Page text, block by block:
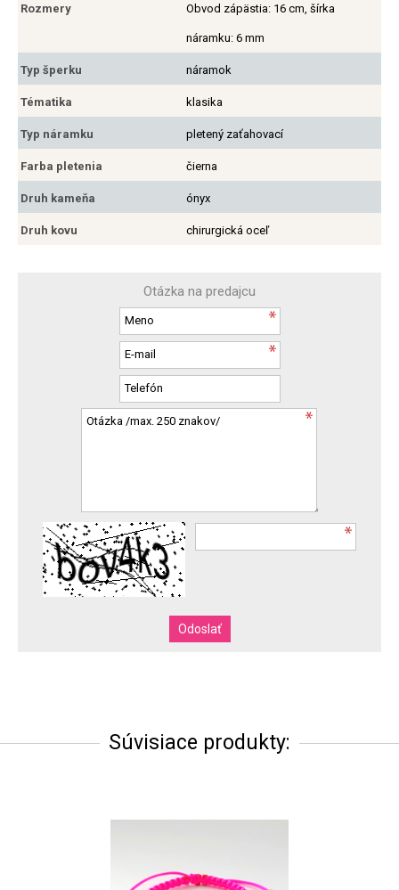
Rozmery Obvod zápästia: 16 cm, šírka
náramku: 6 mm
Typ šperku náramok
Tématika klasika
Typ náramku pletený zaťahovací
Farba pletenia čierna
Druh kameňa ónyx
Druh kovu chirurgická oceľ
Otázka na predajcu
Súvisiace produkty: